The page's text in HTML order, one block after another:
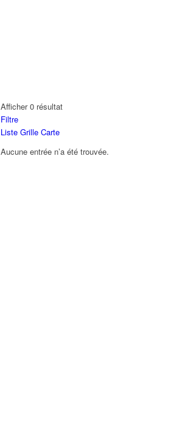
Afficher 0 résultat
Filtre
Liste Grille Carte
Aucune entrée n’a été trouvée.